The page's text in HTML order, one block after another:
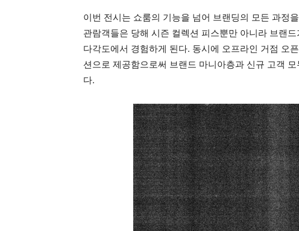
이번 전시는 쇼룸의 기능을 넘어 브랜딩의 모든 과정
관람객들은 당해 시즌 컬렉션 피스뿐만 아니라 브랜
다각도에서 경험하게 된다. 동시에 오프라인 거점 오
션으로 제공함으로써 브랜드 마니아층과 신규 고객
다.